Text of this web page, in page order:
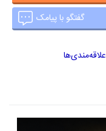
گفتگو با پیامک